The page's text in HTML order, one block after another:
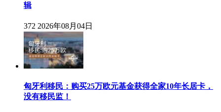
辑
372 2026年08月04日
匈牙利移民：购买25万欧元基金获得全家10年长居卡，
没有移民监！